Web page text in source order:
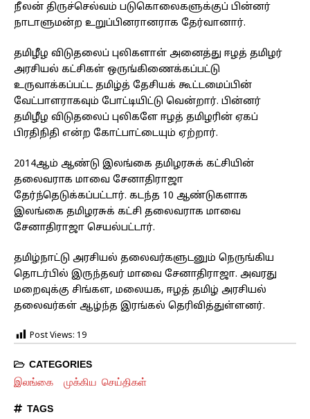
நீலன் திருச்செல்வம் படுகொலைகளுக்குப் பின்னர்
நாடாளுமன்ற உறுப்பினரானராக தேர்வானார்.
தமிழீழ விடுதலைப் புலிகளாள் அனைத்து ஈழத் தமிழர்
அரசியல் கட்சிகள் ஒருங்கிணைக்கப்பட்டு
உருவாக்கப்பட்ட தமிழ்த் தேசியக் கூட்டமைப்பின்
வேட்பாளராகவும் போட்டியிட்டு வென்றார். பின்னர்
தமிழீழ விடுதலைப் புலிகளே ஈழத் தமிழரின் ஏகப்
பிரதிநிதி என்ற கோட்பாட்டையும் ஏற்றார்.
2014ஆம் ஆண்டு இலங்கை தமிழரசுக் கட்சியின்
தலைவராக மாவை சேனாதிராஜா
தேர்ந்தெடுக்கப்பட்டார். கடந்த 10 ஆண்டுகளாக
இலங்கை தமிழரசுக் கட்சி தலைவராக மாவை
சேனாதிராஜா செயல்பட்டார்.
தமிழ்நாட்டு அரசியல் தலைவர்களுடனும் நெருங்கிய
தொடர்பில் இருந்தவர் மாவை சேனாதிராஜா. அவரது
மறைவுக்கு சிங்கள, மலையக, ஈழத் தமிழ் அரசியல்
தலைவர்கள் ஆழ்ந்த இரங்கல் தெரிவித்துள்ளனர்.
Post Views: 19
CATEGORIES
இலங்கை முக்கிய செய்திகள்
TAGS